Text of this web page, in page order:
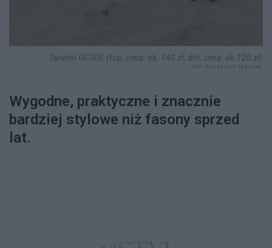
Wygodne, praktyczne i znacznie
bardziej stylowe niż fasony sprzed
lat.